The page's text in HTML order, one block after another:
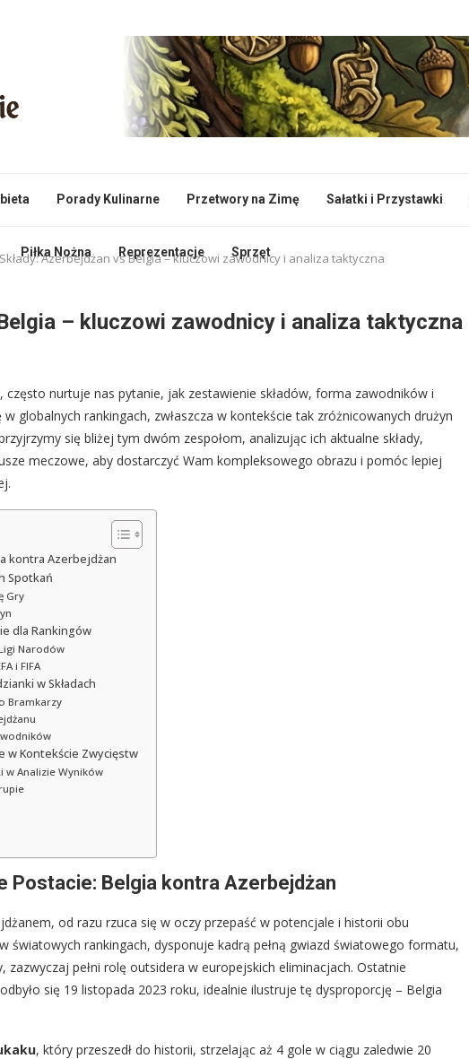
Porady Kulinarne Przetwory na Zimę Sałatki i Przystawki
Piłka Nożna Reprezentacje Sprzęt
Składy: Azerbejdżan vs Belgia – kluczowi zawodnicy i analiza taktyczna
– kluczowi zawodnicy i analiza taktyczna
często nurtuje nas pytanie, jak zestawienie składów, forma zawodników i
globalnych rankingach, zwłaszcza w kontekście tak zróżnicowanych drużyn
się bliżej tym dwóm zespołom, analizując ich aktualne składy,
meczowe, aby dostarczyć Wam kompleksowego obrazu i pomóc lepiej
kontra Azerbejdżan
Spotkań
Gry
dla Rankingów
Narodów
i FIFA
w Składach
Bramkarzy
w Kontekście Zwycięstw
w Analizie Wyników
Postacie: Belgia kontra Azerbejdżan
od razu rzuca się w oczy przepaść w potencjale i historii obu
światowych rankingach, dysponuje kadrą pełną gwiazd światowego formatu,
zazwyczaj pełni rolę outsidera w europejskich eliminacjach. Ostatnie
się 19 listopada 2023 roku, idealnie ilustruje tę dysproporcję – Belgia
, który przeszedł do historii, strzelając aż 4 gole w ciągu zaledwie 20